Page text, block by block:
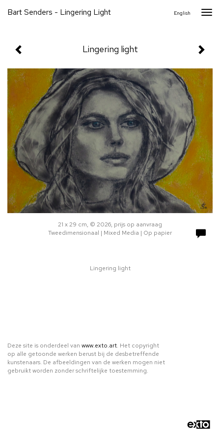
Bart Senders - Lingering Light English
Lingering light
21 x 29 cm, © 2026, prijs op aanvraag
Tweedimensionaal | Mixed Media | Op papier
Lingering light
Deze site is onderdeel van www.exto.art. Het copyright
op alle getoonde werken berust bij de desbetreffende
kunstenaars. De afbeeldingen van de werken mogen niet
gebruikt worden zonder schriftelijke toestemming.